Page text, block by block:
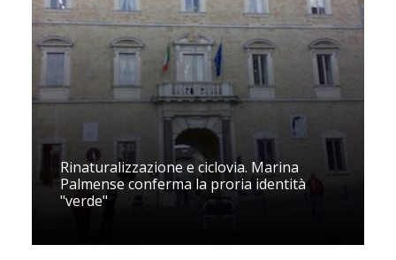
Rinaturalizzazione e ciclovia. Marina
Palmense conferma la proria identità
"verde"